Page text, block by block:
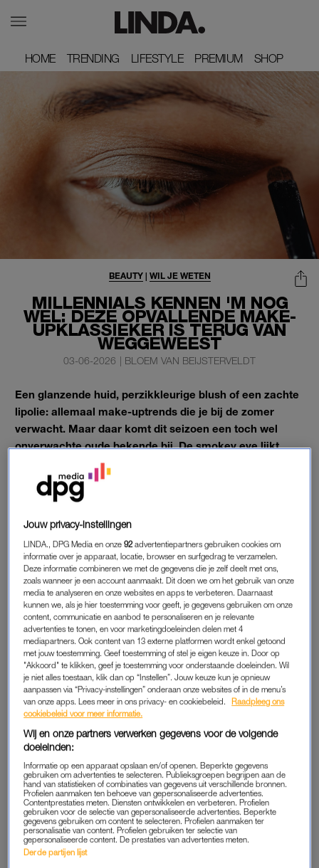
HOME
HOME TRENDING
TRENDING LIFESTYLE
LIFESTYLE PREMIUM
PREMIUM SHOP
SHOP
MILLENNIALS KENNEN 'M NOG
WEL: DEZE OPVALLENDE MAKE-
UPKLASSIEKER IS TERUG VAN
WEGGEWEEST
BEAUTY| WIL JE WETEN
03-06-2026 | BLOEM VAN BEIJSTERVELDT
Een glanzende huid, perzikkleurige blush of een zachte
lipolie: allemaal make-uptrends die je bij de zomer
verwacht. Maar daar komt dit seizoen een toch wel
onverwachte oude bekende bij. De smokey eye lijkt
namelijk weer terug te zijn – tijdens warme
zomerdagen, ja.
Vooralmillennialszullen even twee keer knipperen. De
donkere ooglook was begin jaren nul immers niet weg te
denken uit muziekvideo’s, tijdschriften en het uitgaansleven.
DE SMOKEY EYE
Volgens het BritseStylist blijkt uit het Pinterest Summer Trend
Report dat zoekopdrachten naar smokey eyes en uitgelopen
eyeliner ineens significant toenemen. Opvallend, want donkere
oogmake-up wordt meestal eerder geassocieerd met de
herfst en winter dan met zonnige stranddagen.
Toch lijkt daar nu verandering in te komen. Waar de afgelopen
jaren vooral draaiden om natuurlijke make-up en een frisse,
zwaardere werk.
Grijze concealer onder je
ogen? Dít opmerkelijke
beautyproduct vliegt het
Jouw privacy-instellingen
LINDA., DPG Media en onze92 advertentiepartners gebruiken cookies om
informatie over je apparaat, locatie, browser en surfgedrag te verzamelen.
Deze informatie combineren we met de gegevens die je zelf deelt met ons,
zoals wanneer je een account aanmaakt. Dit doen we om het gebruik van onze
media te analyseren en onze websites en apps te verbeteren. Daarnaast
kunnen we, als je hier toestemming voor geeft, je gegevens gebruiken om onze
content, communicatie en aanbod te personaliseren en je relevante
advertenties te tonen, en voor marketingdoeleinden delen met 4
mediapartners. Ook content van 13 externe platformen wordt enkel getoond
met jouw toestemming. Geef toestemming of stel je eigen keuze in. Door op
"Akkoord" te klikken, geef je toestemming voor onderstaande doeleinden. Wil
je niet alles toestaan, klik dan op “Instellen”. Jouw keuze kun je opnieuw
aanpassen via “Privacy-instellingen” onderaan onze websites of in de menu’s
van onze apps. Lees meer in ons privacy- en cookiebeleid.
Raadpleeg ons
cookiebeleid voor meer informatie.
Wij en onze partners verwerken gegevens voor de volgende
doeleinden:
Informatie op een apparaat opslaan en/of openen. Beperkte gegevens
gebruiken om advertenties te selecteren. Publieksgroepen begrijpen aan de
hand van statistieken of combinaties van gegevens uit verschillende bronnen.
Profielen aanmaken ten behoeve van gepersonaliseerde advertenties.
Contentprestaties meten. Diensten ontwikkelen en verbeteren. Profielen
gebruiken voor de selectie van gepersonaliseerde advertenties. Beperkte
gegevens gebruiken om content te selecteren. Profielen aanmaken ter
personalisatie van content. Profielen gebruiken ter selectie van
gepersonaliseerde content. De prestaties van advertenties meten.
Derde partijen lijst